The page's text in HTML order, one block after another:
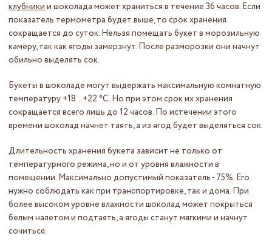
клубникии шоколада может храниться в течение 36 часов. Если
показатель термометра будет выше, то срок хранения
сокращается до суток. Нельзя помещать букет в морозильную
камеру, так как ягоды замерзнут. После разморозки они начнут
обильно выделять сок.
Букеты в шоколаде могут выдержать максимальную комнатную
температуру +18...+22 °С. Но при этом срок их хранения
сокращается всего лишь до 12 часов. По истечении этого
времени шоколад начнет таять, а из ягод будет выделяться сок.
Длительность хранения букета зависит не только от
температурного режима, но и от уровня влажности в
помещении. Максимально допустимый показатель - 75%. Его
нужно соблюдать как при транспортировке, так и дома. При
более высоком уровне влажности шоколад может покрыться
белым налетом и подтаять, а ягоды станут мягкими и начнут
сочиться.